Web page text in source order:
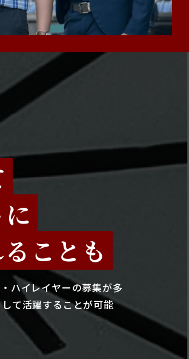
ことも
ハイレイヤーの募集が多
て活躍することが可能